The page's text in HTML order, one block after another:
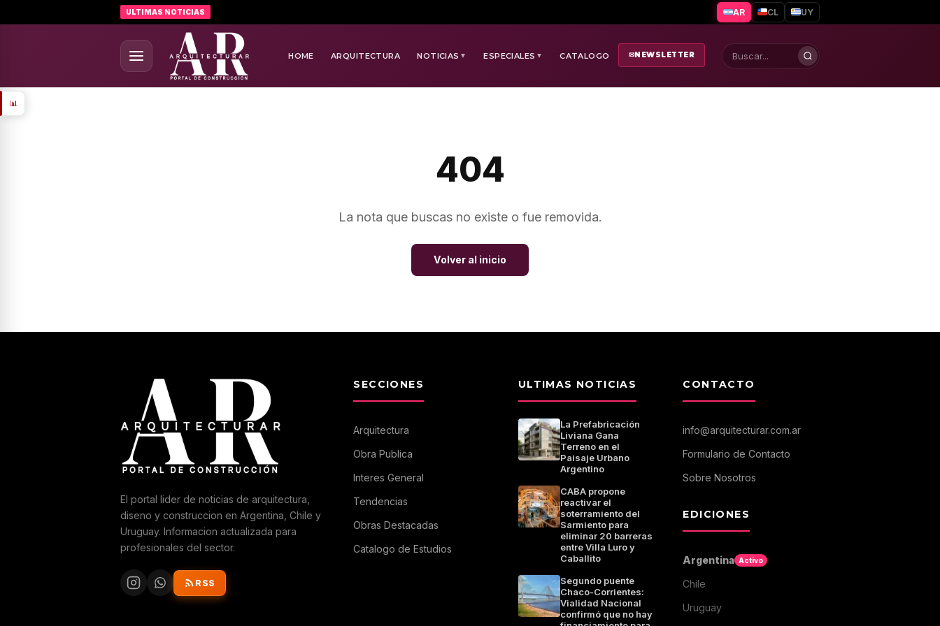
ULTIMAS NOTICIAS AR CL UY
HOME ARQUITECTURA NOTICIAS ▼ ESPECIALES ▼ CATALOGO ✉NEWSLETTER
404
La nota que buscas no existe o fue removida.
Volver al inicio
El portal lider de noticias de arquitectura,
diseno y construccion en Argentina, Chile y
Uruguay. Informacion actualizada para
profesionales del sector.
RSS
SECCIONES
Arquitectura
Obra Publica
Interes General
Tendencias
Obras Destacadas
Catalogo de Estudios
ULTIMAS NOTICIAS
La Prefabricación
Liviana Gana
Terreno en el
Paisaje Urbano
Argentino
CABA propone
reactivar el
soterramiento del
Sarmiento para
eliminar 20 barreras
entre Villa Luro y
Caballito
Segundo puente
Chaco-Corrientes:
Vialidad Nacional
confirmó que no hay
CONTACTO
info@arquitecturar.com.ar
Formulario de Contacto
Sobre Nosotros
EDICIONES
Argentina Activo
Chile
Uruguay
📊